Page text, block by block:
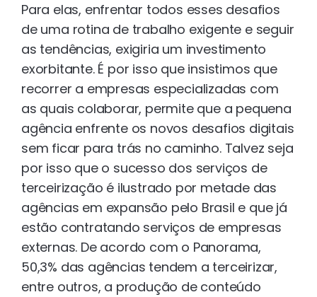
Para elas, enfrentar todos esses desafios
de uma rotina de trabalho exigente e seguir
as tendências, exigiria um investimento
exorbitante. É por isso que insistimos que
recorrer a empresas especializadas com
as quais colaborar, permite que a pequena
agência enfrente os novos desafios digitais
sem ficar para trás no caminho. Talvez seja
por isso que o sucesso dos serviços de
terceirização é ilustrado por metade das
agências em expansão pelo Brasil e que já
estão contratando serviços de empresas
externas. De acordo com o Panorama,
50,3% das agências tendem a terceirizar,
entre outros, a produção de conteúdo